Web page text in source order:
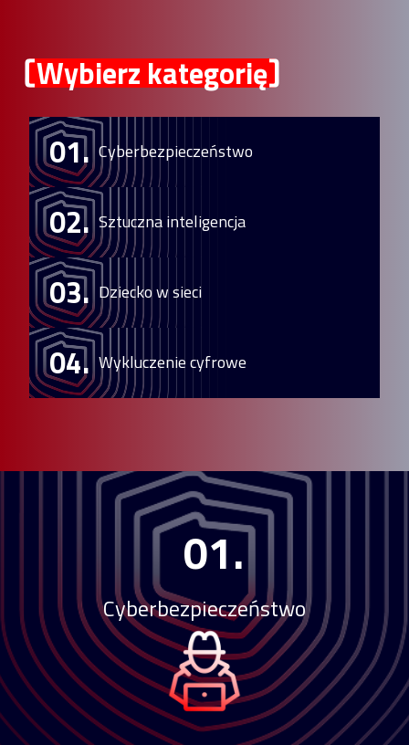
Wybierz kategorię
01. Cyberbezpieczeństwo
02. Sztuczna inteligencja
03. Dziecko w sieci
04. Wykluczenie cyfrowe
01.
Cyberbezpieczeństwo